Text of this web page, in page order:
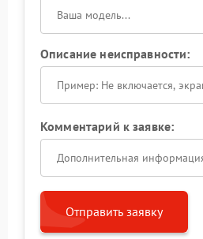
Описание неисправности:
Комментарий к заявке:
Отправить заявку